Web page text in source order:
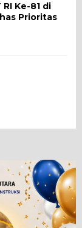
Ke-81 di
Prioritas